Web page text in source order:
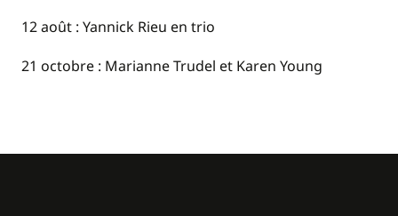
12 août : Yannick Rieu en trio
21 octobre : Marianne Trudel et Karen Young